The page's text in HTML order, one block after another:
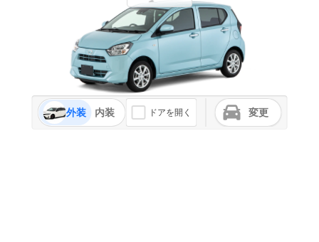
外装 内装 ドアを開く 変更